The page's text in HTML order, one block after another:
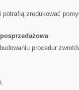
zredukować
procedur